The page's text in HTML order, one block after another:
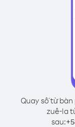
Quay số từ
zuê-la
sau:+